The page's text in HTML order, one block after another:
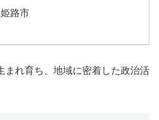
路市
まれ育ち、地域に密着した政治活